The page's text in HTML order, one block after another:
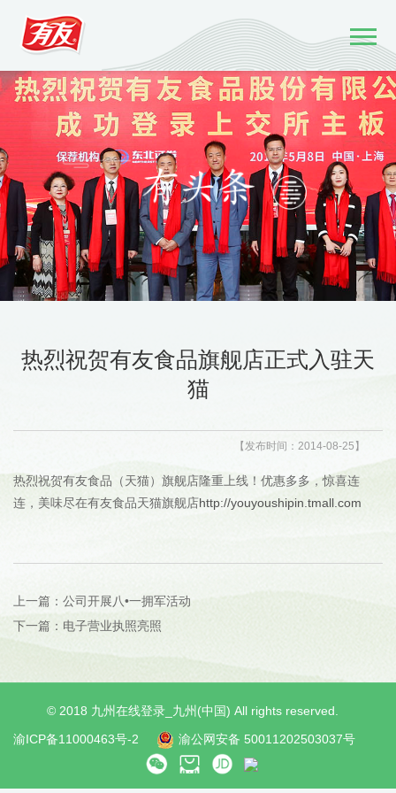
热烈祝贺有友食品旗舰店正式入驻天
猫
【发布时间：2014-08-25】
热烈祝贺有友食品（天猫）旗舰店隆重上线！优惠多多，惊喜连
连，美味尽在有友食品天猫旗舰店http://youyoushipin.tmall.com
上一篇：公司开展八•一拥军活动
下一篇：电子营业执照亮照
© 2018 九州在线登录_九州(中国) All rights reserved.
渝ICP备11000463号-2
渝公网安备 50011202503037号